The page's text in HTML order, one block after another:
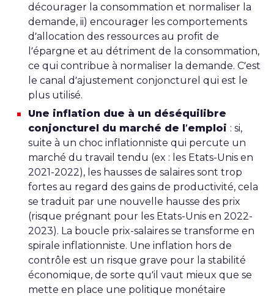
décourager la consommation et normaliser la
demande, ii) encourager les comportements
d’allocation des ressources au profit de
l’épargne et au détriment de la consommation,
ce qui contribue à normaliser la demande. C’est
le canal d’ajustement conjoncturel qui est le
plus utilisé.
Une inflation due à un déséquilibre
conjoncturel du marché de l’emploi : si,
suite à un choc inflationniste qui percute un
marché du travail tendu (ex : les Etats-Unis en
2021-2022), les hausses de salaires sont trop
fortes au regard des gains de productivité, cela
se traduit par une nouvelle hausse des prix
(risque prégnant pour les Etats-Unis en 2022-
2023). La boucle prix-salaires se transforme en
spirale inflationniste. Une inflation hors de
contrôle est un risque grave pour la stabilité
économique, de sorte qu’il vaut mieux que se
mette en place une politique monétaire